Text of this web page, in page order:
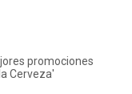
promociones
Cerveza'